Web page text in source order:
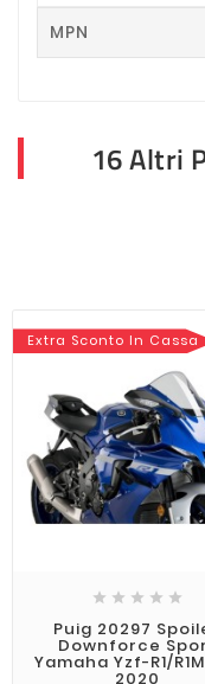
MPN
16 Altri
Extra Sconto In Cassa
    
Puig 20297
Downforce
Yamaha Yzf-R1/
2020